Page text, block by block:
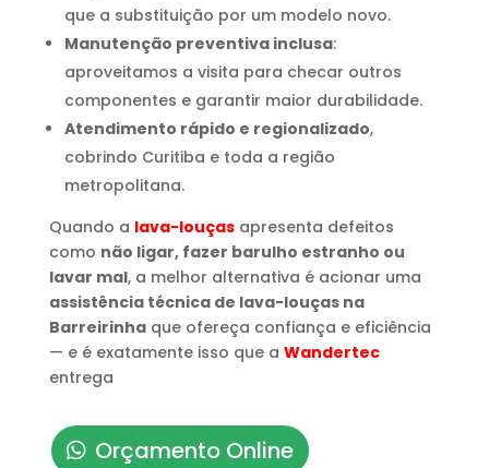
que a substituição por um modelo novo.
Manutenção preventiva inclusa:
aproveitamos a visita para checar outros
componentes e garantir maior durabilidade.
Atendimento rápido e regionalizado,
cobrindo Curitiba e toda a região
metropolitana.
Quando a lava-louçasapresenta defeitos
como não ligar, fazer barulho estranho ou
lavar mal, a melhor alternativa é acionar uma
assistência técnica de lava-louças na
Barreirinhaque ofereça confiança e eficiência
— e é exatamente isso que a Wandertec
entrega
Orçamento Online